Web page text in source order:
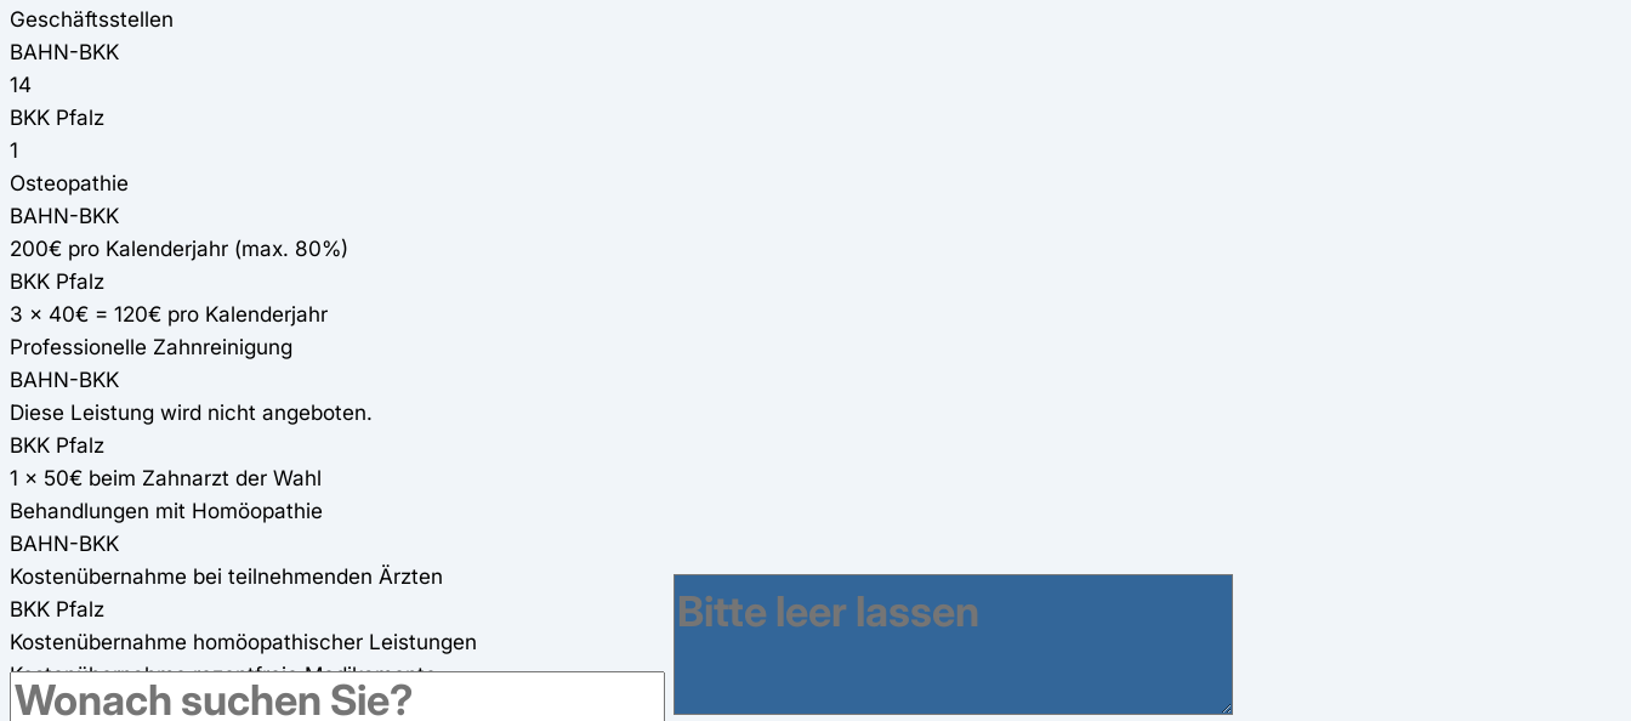
Geschäftsstellen
BAHN-BKK
14
BKK Pfalz
1
Osteopathie
BAHN-BKK
200€ pro Kalenderjahr (max. 80%)
BKK Pfalz
3 x 40€ = 120€ pro Kalenderjahr
Professionelle Zahnreinigung
BAHN-BKK
Diese Leistung wird nicht angeboten.
BKK Pfalz
1 x 50€ beim Zahnarzt der Wahl
Behandlungen mit Homöopathie
BAHN-BKK
Kostenübernahme bei teilnehmenden Ärzten
BKK Pfalz
Kostenübernahme homöopathischer Leistungen
Kostenübernahme rezeptfreie Medikamente
BAHN-BKK